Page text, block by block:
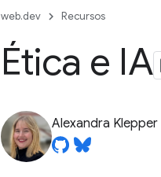
web.dev Recursos
Ética e IA
Alexandra Klepper